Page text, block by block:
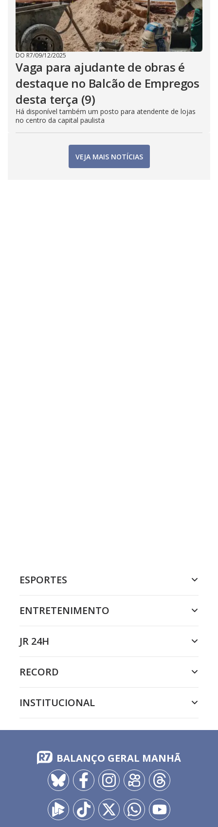
DO R7/09/12/2025
Vaga para ajudante de obras é
destaque no Balcão de Empregos
desta terça (9)
Há disponível também um posto para atendente de lojas
no centro da capital paulista
VEJA MAIS NOTÍCIAS
ESPORTES
ENTRETENIMENTO
JR 24H
RECORD
INSTITUCIONAL
BALANÇO GERAL MANHÃ